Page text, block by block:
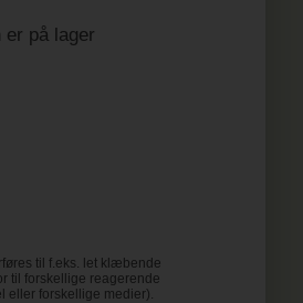
er på lager
til f.eks. let klæbende
til forskellige reagerende
eller forskellige medier).